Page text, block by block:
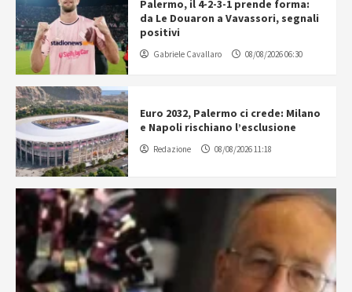
Palermo, il 4-2-3-1 prende forma:
da Le Douaron a Vavassori, segnali
positivi
Gabriele Cavallaro 08/08/2026 06:30
Euro 2032, Palermo ci crede: Milano
e Napoli rischiano l’esclusione
Redazione 08/08/2026 11:18